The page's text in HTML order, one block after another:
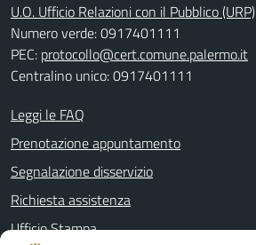
U.O. Ufficio Relazioni con il Pubblico (URP)
Numero verde: 0917401111
PEC: protocollo@cert.comune.palermo.it
Centralino unico: 0917401111
Leggi le FAQ
Prenotazione appuntamento
Segnalazione disservizio
Richiesta assistenza
Ufficio Stampa